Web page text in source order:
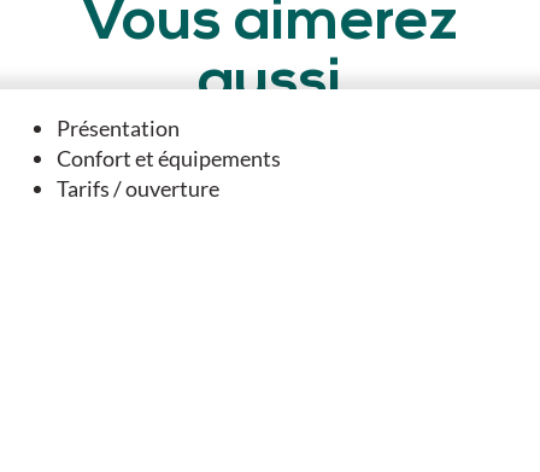
Présentation
Confort et équipements
Tarifs / ouverture
Vous aimerez
aussi
A DANS SON PÉRIMÈTRE...